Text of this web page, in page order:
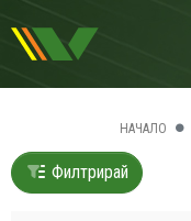
НАЧАЛО
Филтрирай